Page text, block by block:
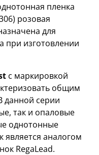
пленка
розовая
для
при изготовлении
с маркировкой
общим
данной серии
так и опаловые
однотонные
является аналогом
RegaLead.